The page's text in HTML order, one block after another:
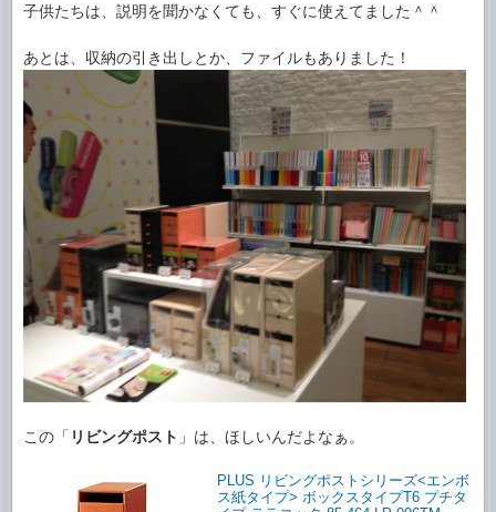
子供たちは、説明を聞かなくても、すぐに使えてました＾＾
あとは、収納の引き出しとか、ファイルもありました！
この「 リビングポスト 」は、ほしいんだよなぁ。
PLUS リビングポストシリーズ<エンボ
ス紙タイプ> ボックスタイプT6 プチタ